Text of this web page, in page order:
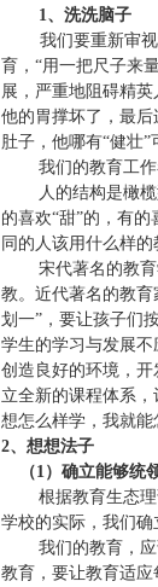
1、洗洗脑子
我们要重新审
育，“用一把尺子来
展，严重地阻碍精英
他的胃撑坏了，最后
肚子，他哪有“健壮”
我们的教育工
人的结构是橄
的喜欢“甜”的，有
同的人该用什么样
宋代著名的教
教。近代著名的教育
划一”，要让孩子们
学生的学习与发展
创造良好的环境，
立全新的课程体系
想怎么样学，我就能
2、想想法子
（1）确立能够统
根据教育生态
学校的实际，我们
我们的教育，
教育，要让教育适